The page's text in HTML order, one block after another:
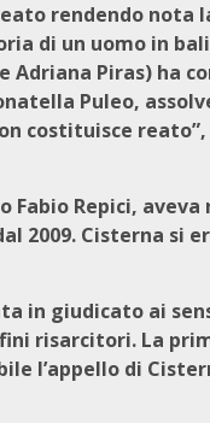
rendendo
di un uomo in
Adriana Piras) ha
Puleo,
costituisce
Fabio Repici,
2009. Cisterna
in giudicato ai
risarcitori. La
l’appello di